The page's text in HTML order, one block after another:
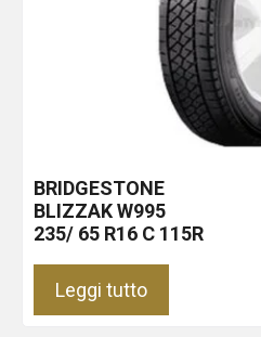
BRIDGESTONE
BLIZZAK W995
235/ 65 R16 C 115R
Leggi tutto